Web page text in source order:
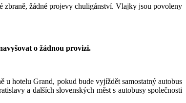
zbraně, žádné projevy chuligánství. Vlajky jsou povoleny
o žádnou provizi.
u hotelu Grand, pokud bude vyjíždět samostatný autobus
a dalších slovenských měst s autobusy společnosti